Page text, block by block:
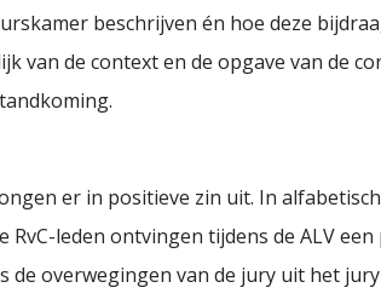
beschrijven én hoe deze
van de context en de opgave van de
er in positieve zin uit. In
RvC-leden ontvingen tijdens de ALV
de overwegingen van de jury uit het